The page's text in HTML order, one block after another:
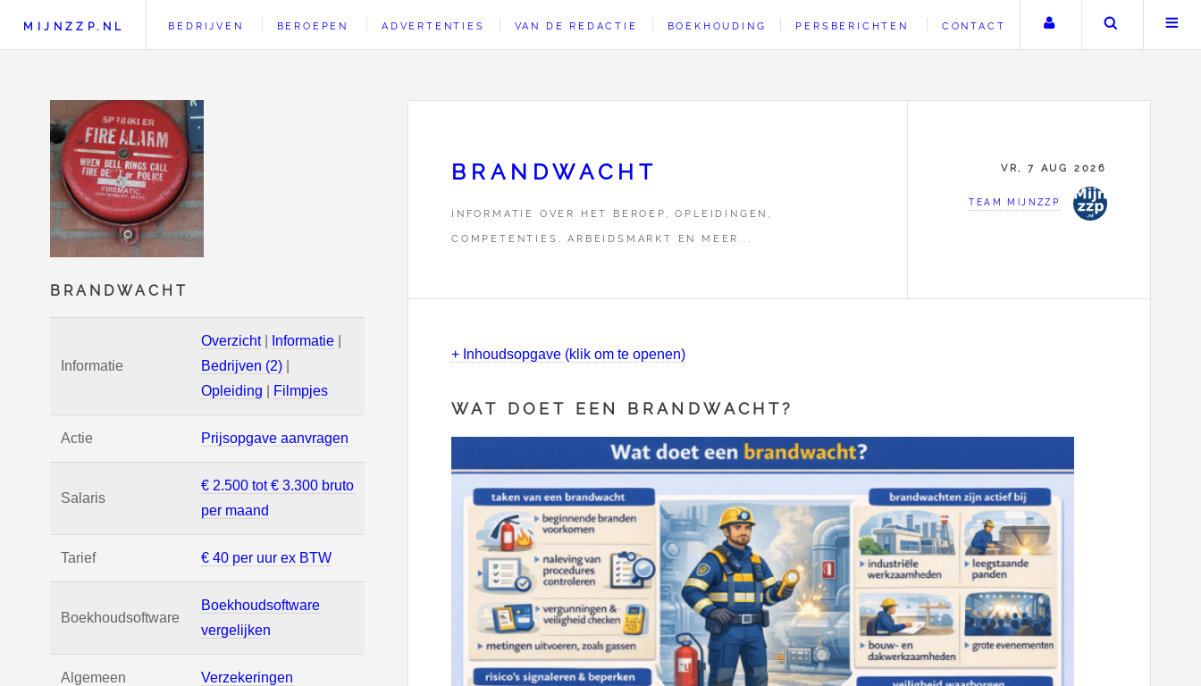
BRANDWACHT
Informatie
Overzicht| Informatie
Bedrijven (2)
Opleiding
Filmpjes
Actie Prijsopgave aanvragen
Salaris
€ 2.500 tot € 3.300 bruto
per maand
Tarief € 40 per uur ex BTW
Boekhoudsoftware
Boekhoudsoftware
vergelijken
Algemeen Verzekeringen
MIJNZZP.NL BEDRIJVEN BEROEPEN ADVERTENTIES VAN DE REDACTIE BOEKHOUDING PERSBERICHTEN CONTACT Uw accountZoeken
BRANDWACHT
INFORMATIE OVER HET BEROEP, OPLEIDINGEN,
COMPETENTIES, ARBEIDSMARKT EN MEER...
VR, 7 AUG 2026
TEAM MIJNZZP
+ Inhoudsopgave (klik om te openen)
WAT DOET EEN BRANDWACHT?